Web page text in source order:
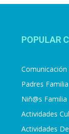
POPULAR
Comunicación
Padres Familia
Niñ@s Familia
Actividades
Actividades